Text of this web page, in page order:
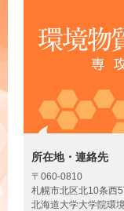
所在地・連絡先
〒060-0810
札幌市北区北10条西5
北海道大学大学院環